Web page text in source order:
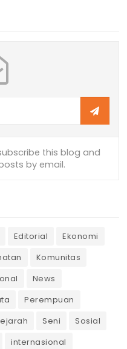
Editorial
Ekonomi
Komunitas
News
Perempuan
Seni
Sosial
internasional